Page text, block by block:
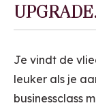
Je vindt de
leuker als je
businessclass